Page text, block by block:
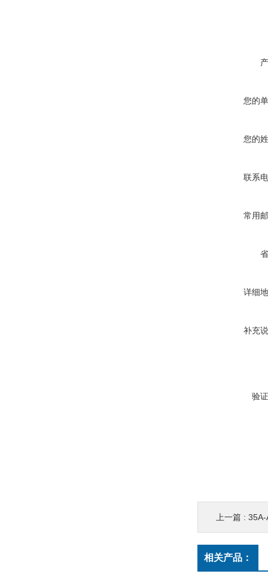
您的
您的
联系
常用
详细
补充
验
上一篇 : 35A-
相关产品：